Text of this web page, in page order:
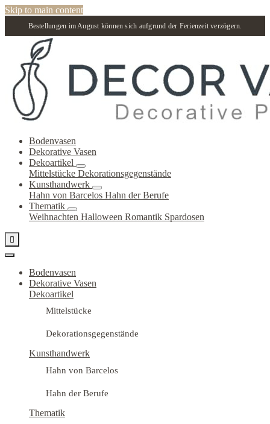
Skip to main content
Bestellungen im August können sich aufgrund der Ferienzeit verzögern.
Bodenvasen
Dekorative Vasen
Dekoartikel
Mittelstücke Dekorationsgegenstände
Kunsthandwerk
Hahn von Barcelos Hahn der Berufe
Thematik
Weihnachten Halloween Romantik Spardosen

Bodenvasen
Dekorative Vasen
Dekoartikel
Mittelstücke
Dekorationsgegenstände
Kunsthandwerk
Hahn von Barcelos
Hahn der Berufe
Thematik